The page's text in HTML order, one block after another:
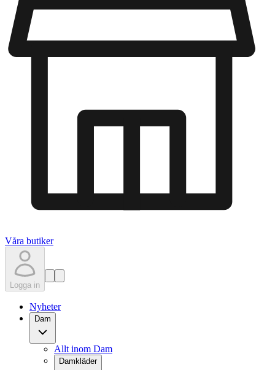
Våra butiker
Logga in
Nyheter
Dam
Allt inom Dam
Damkläder